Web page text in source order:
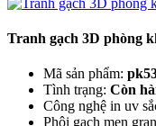
Tranh gạch 3D phòng
Mã sản phẩm:
Tình trạng: Còn
Công nghệ in uv
Phôi gạch men